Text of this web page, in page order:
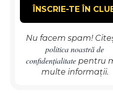
Nu facem spam!
politica noastră de
confidențialitatepentru
multe informații.